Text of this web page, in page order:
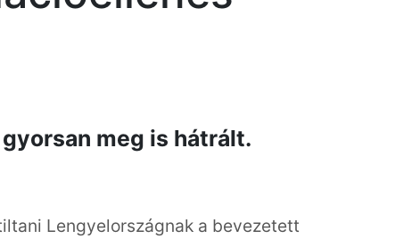
meg is hátrált.
Lengyelországnak a bevezetett